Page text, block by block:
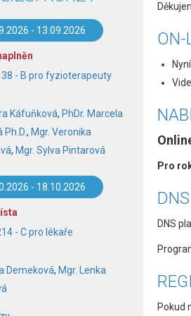
- 13.09.2026
- B pro fyzioterapeuty
Káfuňková, PhDr. Marcela
, Mgr. Veronika
, Mgr. Sylva Pintarová
- 18.10.2026
- C pro lékaře
Demeková, Mgr. Lenka
ON-
Pro
DNS
Pokud